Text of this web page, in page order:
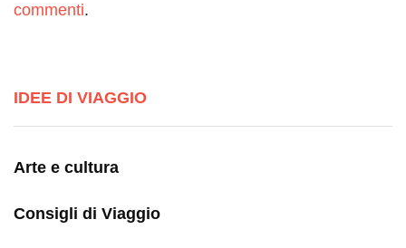
commenti.
IDEE DI VIAGGIO
Arte e cultura
Consigli di Viaggio